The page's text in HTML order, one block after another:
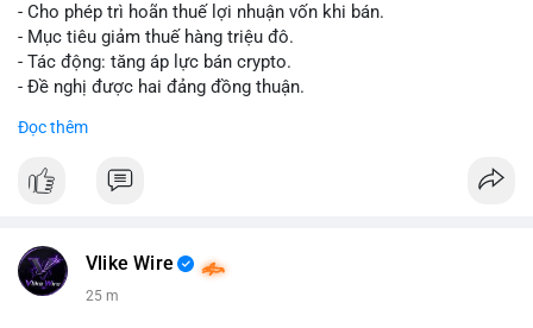
tái cơ cấu danh mục trước phiên giao dịch Âu-Mỹ. Tâm lý thị
trường có thể dao động nhẹ khi nhà đầu tư nhỏ lẻ theo dõi
động thái này.
và điểm đến của số BTC này trong 2-4 giờ tới. Nếu dòng tiền
phòng thủ. Nếu vào ví lạnh, có thể duy trì chiến lược nắm giữ
#160btc #vilanh #thanhkhoansan
- Cho phép trì hoãn thuế lợi nhuận vốn khi bán.
- Mục tiêu giảm thuế hàng triệu đô.
- Tác động: tăng áp lực bán crypto.
- Đề nghị được hai đảng đồng thuận.
📰 Nguồn: Cointelegraph
Đọc thêm
Vlike Wire
25 m